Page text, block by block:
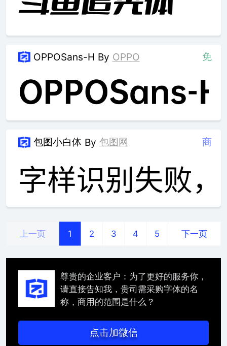
OPPOSans-H By OPPO 免
包图小白体 By 包图网 商
上一页 1 2 3 4 5 下一页
尊贵的企业客户：为了更好的服务你，
请直接告知我，贵司需采购字体的名
称，商用的范围是什么？
点击加微信